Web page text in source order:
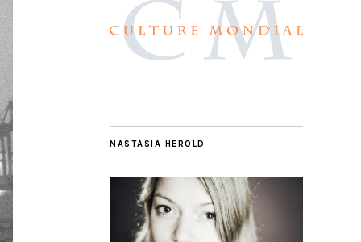
NASTASIA HEROLD